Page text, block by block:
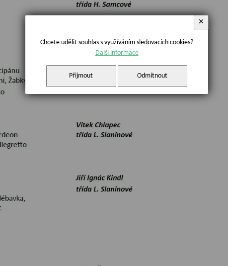
Chcete udělit souhlas s využíváním sledovacích cookies?
Další informace
Přijmout Odmítnout
✕